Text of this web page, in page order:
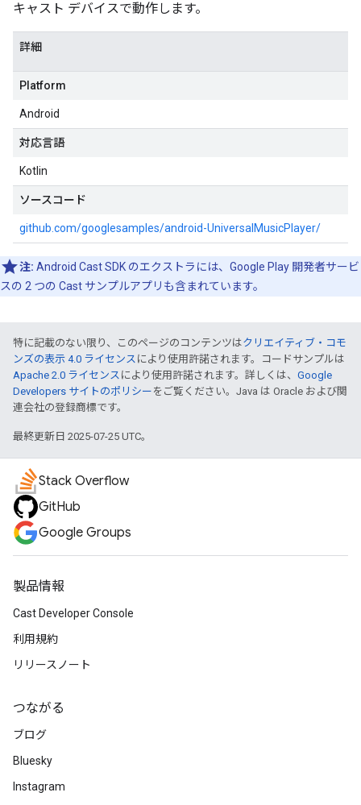
キャスト デバイスで動作します。
詳細
Platform
Android
対応言語
Kotlin
ソースコード
github.com/googlesamples/android-UniversalMusicPlayer/
注: Android Cast SDK のエクストラには、Google Play 開発者サービ
スの 2 つの Cast サンプルアプリも含まれています。
特に記載のない限り、このページのコンテンツはクリエイティブ・コモ
ンズの表示 4.0 ライセンス により使用許諾されます。コードサンプルは
Apache 2.0 ライセンス により使用許諾されます。詳しくは、 Google
Developers サイトのポリシー をご覧ください。Java は Oracle および関
連会社の登録商標です。
最終更新日 2025-07-25 UTC。
Stack Overflow
GitHub
Google Groups
製品情報
Cast Developer Console
利用規約
リリースノート
つながる
ブログ
Bluesky
Instagram